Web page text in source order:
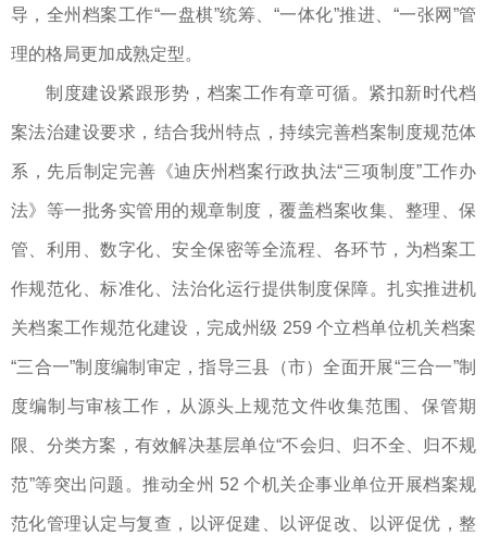
导，全州档案工作“一盘棋”统筹、“一体化”推进、“一张网”管
理的格局更加成熟定型。
制度建设紧跟形势，档案工作有章可循。紧扣新时代档
案法治建设要求，结合我州特点，持续完善档案制度规范体
系，先后制定完善《迪庆州档案行政执法“三项制度”工作办
法》等一批务实管用的规章制度，覆盖档案收集、整理、保
管、利用、数字化、安全保密等全流程、各环节，为档案工
作规范化、标准化、法治化运行提供制度保障。扎实推进机
关档案工作规范化建设，完成州级 259 个立档单位机关档案
“三合一”制度编制审定，指导三县（市）全面开展“三合一”制
度编制与审核工作，从源头上规范文件收集范围、保管期
限、分类方案，有效解决基层单位“不会归、归不全、归不规
范”等突出问题。推动全州 52 个机关企事业单位开展档案规
范化管理认定与复查，以评促建、以评促改、以评促优，整